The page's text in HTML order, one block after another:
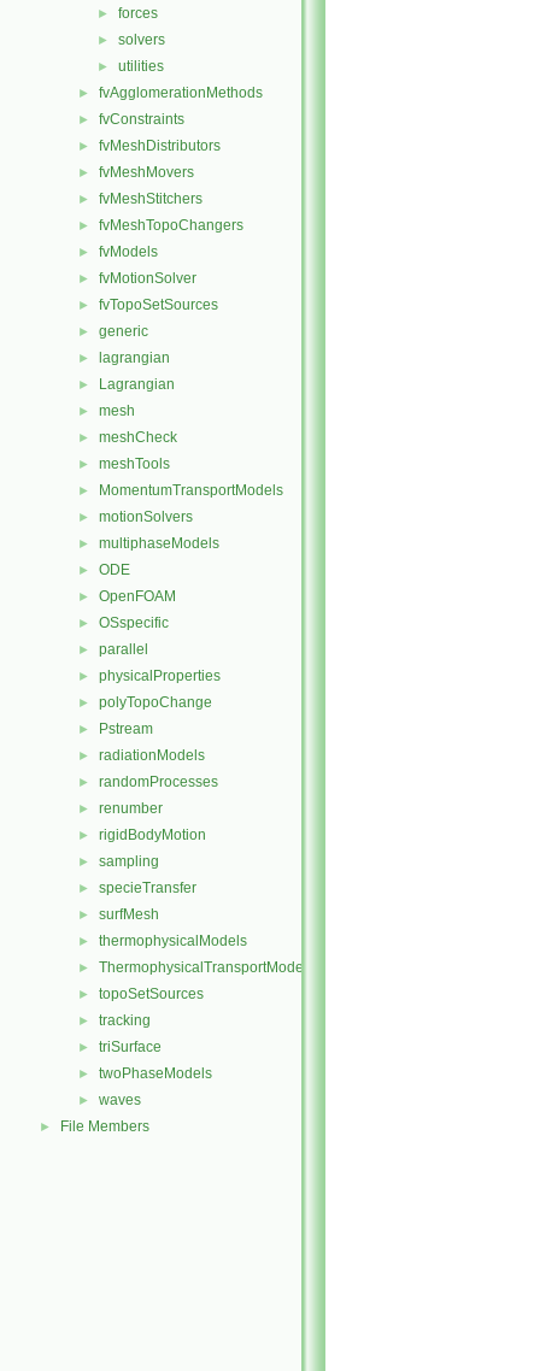
► forces
► solvers
► utilities
► fvAgglomerationMethods
► fvConstraints
► fvMeshDistributors
► fvMeshMovers
► fvMeshStitchers
► fvMeshTopoChangers
► fvModels
► fvMotionSolver
► fvTopoSetSources
► generic
► lagrangian
► Lagrangian
► mesh
► meshCheck
► meshTools
► MomentumTransportModels
► motionSolvers
► multiphaseModels
► ODE
► OpenFOAM
► OSspecific
► parallel
► physicalProperties
► polyTopoChange
► Pstream
► radiationModels
► randomProcesses
► renumber
► rigidBodyMotion
► sampling
► specieTransfer
► surfMesh
► thermophysicalModels
► ThermophysicalTransportModels
► topoSetSources
► tracking
► triSurface
► twoPhaseModels
► waves
► File Members